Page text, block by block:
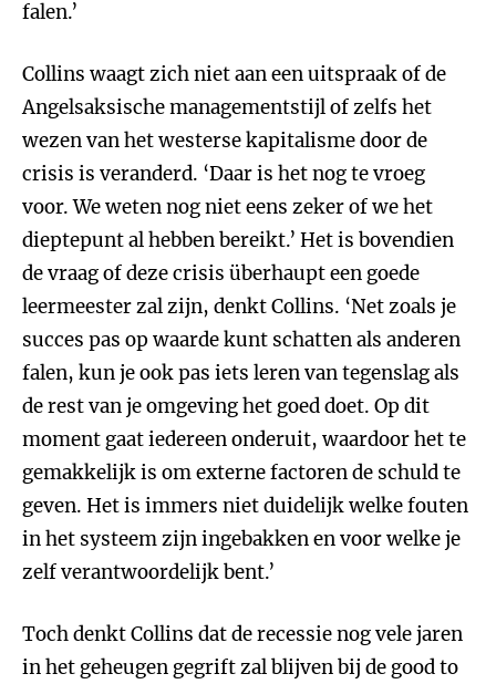
falen.’
Collins waagt zich niet aan een uitspraak of de
Angelsaksische managementstijl of zelfs het
wezen van het westerse kapitalisme door de
crisis is veranderd. ‘Daar is het nog te vroeg
voor. We weten nog niet eens zeker of we het
dieptepunt al hebben bereikt.’ Het is bovendien
de vraag of deze crisis überhaupt een goede
leermeester zal zijn, denkt Collins. ‘Net zoals je
succes pas op waarde kunt schatten als anderen
falen, kun je ook pas iets leren van tegenslag als
de rest van je omgeving het goed doet. Op dit
moment gaat iedereen onderuit, waardoor het te
gemakkelijk is om externe factoren de schuld te
geven. Het is immers niet duidelijk welke fouten
in het systeem zijn ingebakken en voor welke je
zelf verantwoordelijk bent.’
Toch denkt Collins dat de recessie nog vele jaren
in het geheugen gegrift zal blijven bij de good to